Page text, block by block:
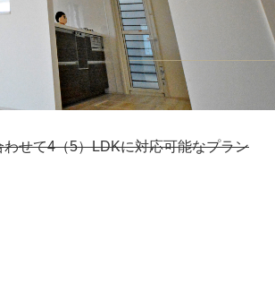
せて4（5）LDKに対応可能なプラン